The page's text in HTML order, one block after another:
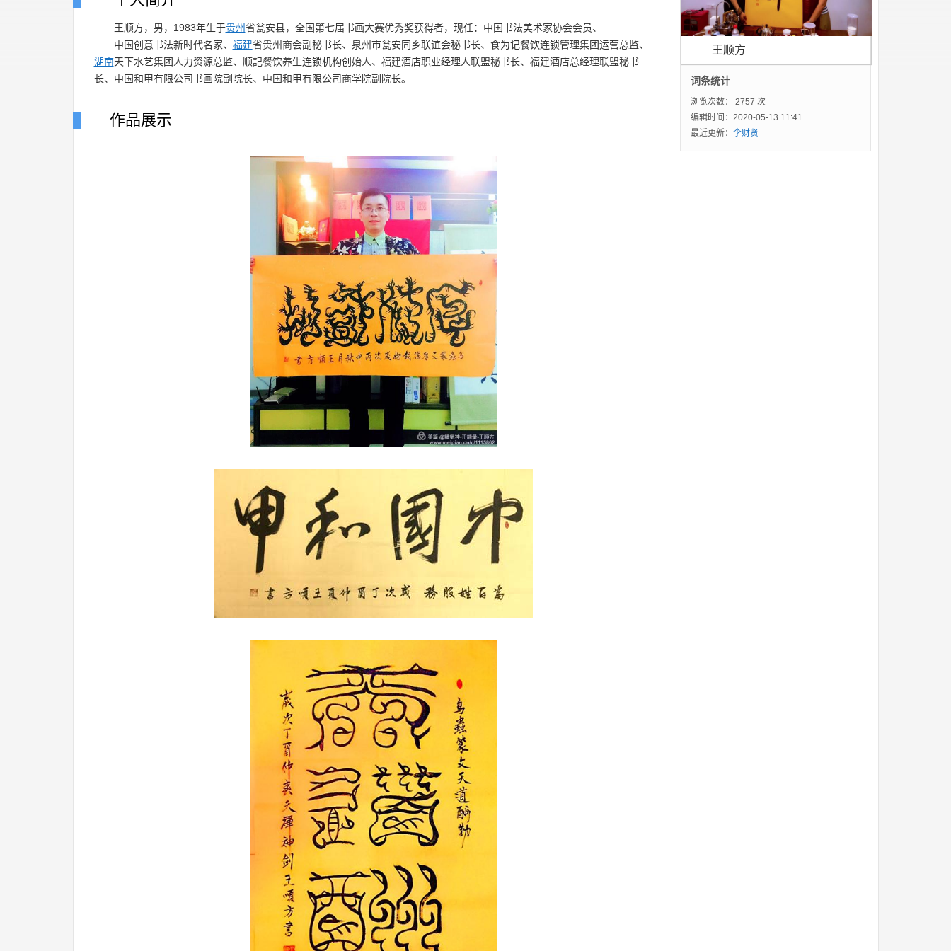
王顺方
词条统计
浏览次数： 2757 次
编辑时间：2020-05-13 11:41
最近更新： 李财贤
王顺方，男，1983年生于贵州省瓮安县，全国第七届书画大赛优秀奖获得者，现任： 中国书法美术家协会会员、
中国创意书法新时代名家、 福建省贵州商会副秘书长、 泉州市瓮安同乡联谊会秘书长、食为记餐饮连锁管理集团运营总监、
湖南天下水艺集团人力资源总监、顺記餐饮养生连锁机构创始人、福建酒店职业经理人联盟秘书长、福建酒店总经理联盟秘书
长、中国和甲有限公司书画院副院长、中国和甲有限公司商学院副院长。
作品展示